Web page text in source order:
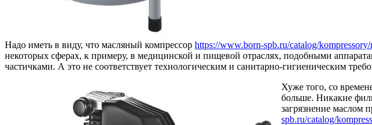
Надо иметь в виду, что масляный компрессор https://www.born-spb.ru/catalog/
некоторых сферах, к примеру, в медицинской и пищевой отраслях, подобными
частичками. А это не соответствует технологическим и санитарно-гигиеническим
Хуже того, со
больше. Никакие
загрязнение маслом
spb.ru/catalog/